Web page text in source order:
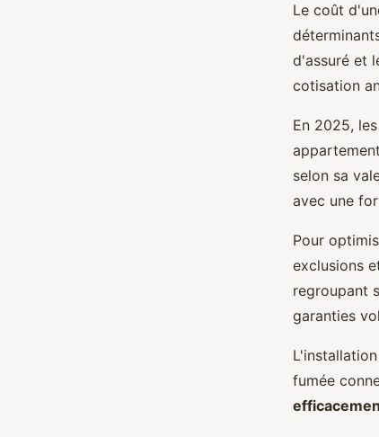
Le coût
d'assuré et
cotisation
En 2025,
selon sa
avec une
Pour
exclusions
regroupant
garanties
fumée